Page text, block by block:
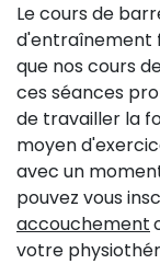
Le cours de
d'entraînement
que nos cours
ces séances
de travailler la
moyen
avec un
pouvez vous
accouchement
votre